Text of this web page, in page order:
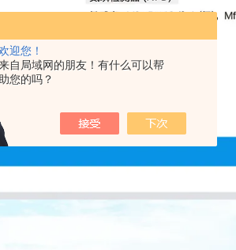
迎您！
自局域网的朋友！有什么可以帮
助您的吗？